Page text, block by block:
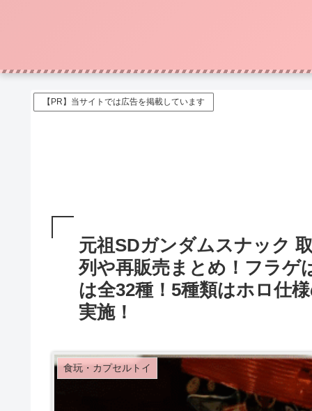
【PR】当サイトでは広告を掲載しています
元祖SDガンダムスナック
列や再販売まとめ！フラゲ
は全32種！5種類はホロ仕
実施！
食玩・カプセルトイ